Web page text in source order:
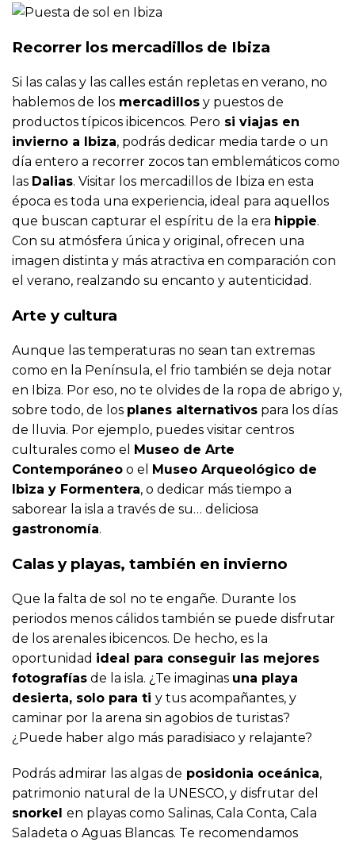
Recorrer los mercadillos de Ibiza
Si las calas y las calles están repletas en verano, no
hablemos de los mercadillos y puestos de
productos típicos ibicencos. Pero si viajas en
invierno a Ibiza, podrás dedicar media tarde o un
día entero a recorrer zocos tan emblemáticos como
las Dalias. Visitar los mercadillos de Ibiza en esta
época es toda una experiencia, ideal para aquellos
que buscan capturar el espíritu de la era hippie.
Con su atmósfera única y original, ofrecen una
imagen distinta y más atractiva en comparación con
el verano, realzando su encanto y autenticidad.
Arte y cultura
Aunque las temperaturas no sean tan extremas
como en la Península, el frio también se deja notar
en Ibiza. Por eso, no te olvides de la ropa de abrigo y,
sobre todo, de los planes alternativos para los días
de lluvia. Por ejemplo, puedes visitar centros
culturales como el Museo de Arte
Contemporáneo o el Museo Arqueológico de
Ibiza y Formentera, o dedicar más tiempo a
saborear la isla a través de su… deliciosa
gastronomía.
Calas y playas, también en invierno
Que la falta de sol no te engañe. Durante los
periodos menos cálidos también se puede disfrutar
de los arenales ibicencos. De hecho, es la
oportunidad ideal para conseguir las mejores
fotografías de la isla. ¿Te imaginas una playa
desierta, solo para ti y tus acompañantes, y
caminar por la arena sin agobios de turistas?
¿Puede haber algo más paradisiaco y relajante?
Podrás admirar las algas de posidonia oceánica,
patrimonio natural de la UNESCO, y disfrutar del
snorkel en playas como Salinas, Cala Conta, Cala
Saladeta o Aguas Blancas. Te recomendamos